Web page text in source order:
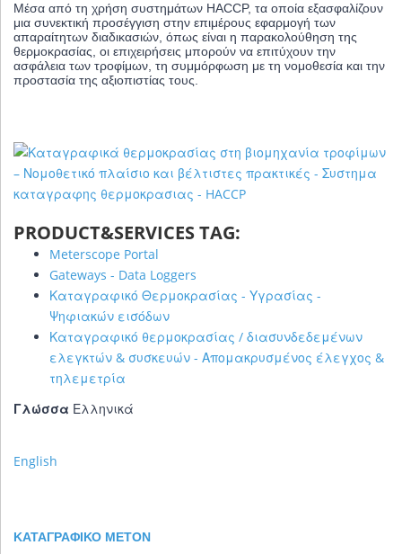
Μέσα από τη χρήση συστημάτων HACCP, τα οποία εξασφαλίζουν
μια συνεκτική προσέγγιση στην επιμέρους εφαρμογή των
απαραίτητων διαδικασιών, όπως είναι η παρακολούθηση της
θερμοκρασίας, οι επιχειρήσεις μπορούν να επιτύχουν την
ασφάλεια των τροφίμων, τη συμμόρφωση με τη νομοθεσία και την
προστασία της αξιοπιστίας τους.
PRODUCT&SERVICES TAG:
Meterscope Portal
Gateways - Data Loggers
Καταγραφικό Θερμοκρασίας - Υγρασίας -
Ψηφιακών εισόδων
Καταγραφικό θερμοκρασίας / διασυνδεδεμένων
ελεγκτών & συσκευών - Απομακρυσμένος έλεγχος &
τηλεμετρία
Γλώσσα Ελληνικά
English
ΚΑΤΑΓΡΑΦΙΚΌ METON